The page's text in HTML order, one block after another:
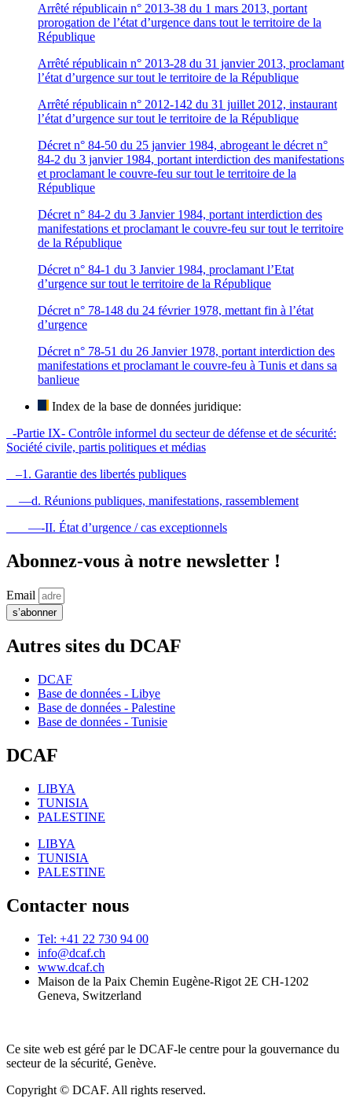
Arrêté républicain n° 2013-38 du 1 mars 2013, portant
prorogation de l’état d’urgence dans tout le territoire de la
République
Arrêté républicain n° 2013-28 du 31 janvier 2013, proclamant
l’état d’urgence sur tout le territoire de la République
Arrêté républicain n° 2012-142 du 31 juillet 2012, instaurant
l’état d’urgence sur tout le territoire de la République
Décret n° 84-50 du 25 janvier 1984, abrogeant le décret n°
84-2 du 3 janvier 1984, portant interdiction des manifestations
et proclamant le couvre-feu sur tout le territoire de la
République
Décret n° 84-2 du 3 Janvier 1984, portant interdiction des
manifestations et proclamant le couvre-feu sur tout le territoire
de la République
Décret n° 84-1 du 3 Janvier 1984, proclamant l’Etat
d’urgence sur tout le territoire de la République
Décret n° 78-148 du 24 février 1978, mettant fin à l’état
d’urgence
Décret n° 78-51 du 26 Janvier 1978, portant interdiction des
manifestations et proclamant le couvre-feu à Tunis et dans sa
banlieue
Index de la base de données juridique:
-Partie IX- Contrôle informel du secteur de défense et de sécurité:
Société civile, partis politiques et médias
–1. Garantie des libertés publiques
—d. Réunions publiques, manifestations, rassemblement
—-II. État d’urgence / cas exceptionnels
Abonnez-vous à notre newsletter !
Email
s’abonner
Autres sites du DCAF
DCAF
Base de données - Libye
Base de données - Palestine
Base de données - Tunisie
DCAF
LIBYA
TUNISIA
PALESTINE
LIBYA
TUNISIA
PALESTINE
Contacter nous
Tel: +41 22 730 94 00
info@dcaf.ch
www.dcaf.ch
Maison de la Paix Chemin Eugène-Rigot 2E CH-1202
Geneva, Switzerland
Ce site web est géré par le DCAF-le centre pour la gouvernance du
secteur de la sécurité, Genève.
Copyright © DCAF. All rights reserved.